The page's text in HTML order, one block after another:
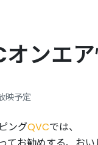
ンエ
映予定
ングQVCでは、